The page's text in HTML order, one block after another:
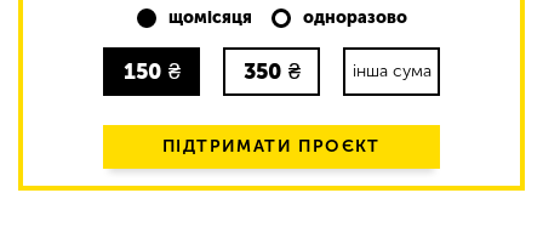
щомісяця
одноразово
150 ₴ 350 ₴ інша сума
ПІДТРИМАТИ ПРОЄКТ